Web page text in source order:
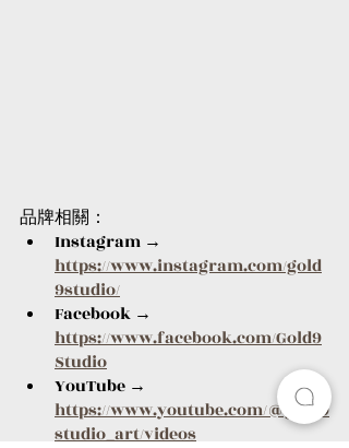
品牌相關：
Instagram →
https://www.instagram.com/gold
9studio/
Facebook →
https://www.facebook.com/Gold9
Studio
YouTube →
https://www.youtube.com/@gold9
studio_art/videos